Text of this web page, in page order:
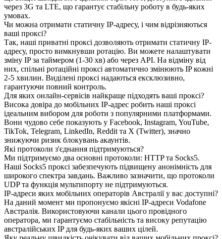
через 3G та LTE, що гарантує стабільну роботу в будь-яких
умовах.
Чи можна отримати статичну IP-адресу, і чим відрізняються
ваші проксі?
Так, наші приватні проксі дозволяють отримати статичну IP-
адресу, просто вимкнувши ротацію. Ви можете налаштувати
зміну IP за таймером (1-30 хв) або через API. На відміну від
них, спільні ротаційні проксі автоматично змінюють IP кожні
2-5 хвилин. Виділені проксі надаються ексклюзивно,
гарантуючи повний контроль.
Для яких онлайн-сервісів найкраще підходять ваші проксі?
Висока довіра до мобільних IP-адрес робить наші проксі
ідеальним вибором для роботи з популярними платформами.
Вони чудово себе показують у Facebook, Instagram, YouTube,
TikTok, Telegram, LinkedIn, Reddit та X (Twitter), значно
знижуючи ризик блокувань акаунтів.
Які протоколи з'єднання підтримуються?
Ми підтримуємо два основні протоколи: HTTP та Socks5.
Наші Socks5 проксі забезпечують підвищену анонімність для
широкого спектра завдань. Важливо зазначити, що протоколи
UDP та функція мультипорту не підтримуються.
IP-адреси яких мобільних операторів Австралії у вас доступні?
На даний момент ми пропонуємо якісні IP-адреси Vodafone
Австралія. Використовуючи канали цього провідного
оператора, ми гарантуємо стабільність та високу репутацію
австралійських IP для будь-яких ваших цілей.